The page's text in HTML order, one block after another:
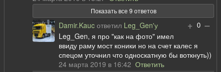
Показать все 9 ответов
+ 0 –
Damir.Kauc ответил Leg_Gen'у
Leg_Gen, я про "как на фото" имел
ввиду раму мост коники но на счет калес я
спецом уточнил что односкатную бы воткнуть))
24 марта 2019 в 16:42Ответить